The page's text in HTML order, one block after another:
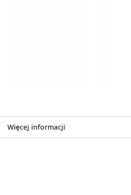
Więcej informacji